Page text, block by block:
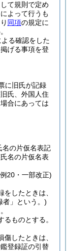
て規則で定め
よって行うも
同項の規定に
る確認をした
げる事項を登
に旧氏が記録
氏、外国人住
合にあっては
名の片仮名表記
名の片仮名表
20・一部改正)
したときは、
者」という。)
ものとする。
したときは、
登録証の引替